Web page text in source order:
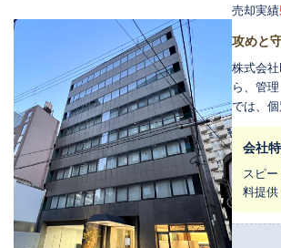
売却実績
攻めと
株式会
ら、管
では、
資産拡
案を行い、投資成果
は、お
会社
スピ
料提